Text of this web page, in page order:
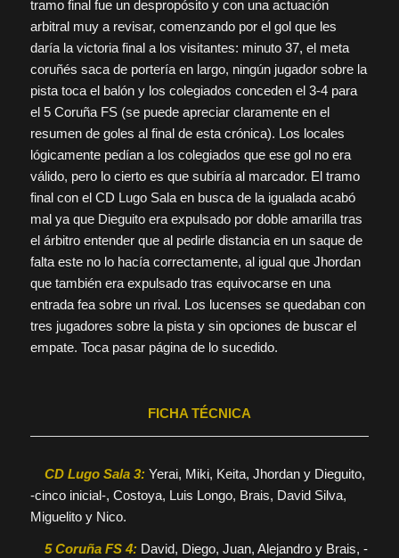
tramo final fue un despropósito y con una actuación
arbitral muy a revisar, comenzando por el gol que les
daría la victoria final a los visitantes: minuto 37, el meta
coruñés saca de portería en largo, ningún jugador sobre la
pista toca el balón y los colegiados conceden el 3-4 para
el 5 Coruña FS (se puede apreciar claramente en el
resumen de goles al final de esta crónica). Los locales
lógicamente pedían a los colegiados que ese gol no era
válido, pero lo cierto es que subiría al marcador. El tramo
final con el CD Lugo Sala en busca de la igualada acabó
mal ya que Dieguito era expulsado por doble amarilla tras
el árbitro entender que al pedirle distancia en un saque de
falta este no lo hacía correctamente, al igual que Jhordan
que también era expulsado tras equivocarse en una
entrada fea sobre un rival. Los lucenses se quedaban con
tres jugadores sobre la pista y sin opciones de buscar el
empate. Toca pasar página de lo sucedido.
FICHA TÉCNICA
CD Lugo Sala 3: Yerai, Miki, Keita, Jhordan y Dieguito,
-cinco inicial-, Costoya, Luis Longo, Brais, David Silva,
Miguelito y Nico.
5 Coruña FS 4: David, Diego, Juan, Alejandro y Brais, -